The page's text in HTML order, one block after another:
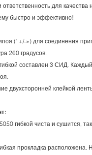
для качества
быстро и эффективно!
(" +/-») для соединения
260 градусов.
составлен 3 СИД. Каждый
двухсторонней клейкой
гибкой чиста и сушится,
прокладка расположена.